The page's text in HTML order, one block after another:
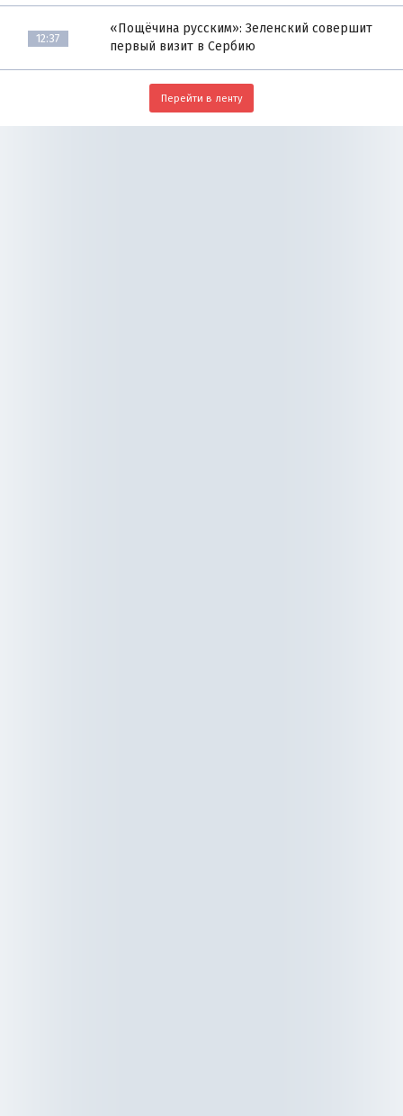
12:37
«Пощёчина русским»: Зеленский совершит
первый визит в Сербию
Перейти в ленту